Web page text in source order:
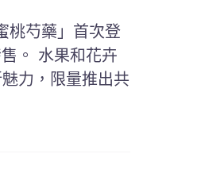
桃芍藥」首次登
。 水果和花卉
力，限量推出共